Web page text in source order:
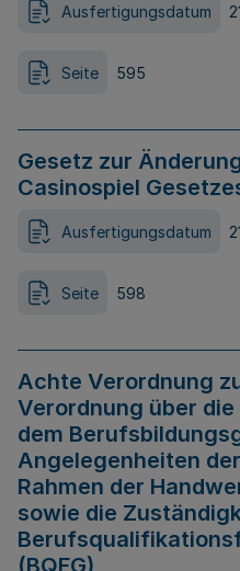
Ausfertigungsdatum
Seite 595
Gesetz zur
Casinospiel
Ausfertigungsdatum
Seite 598
Achte Verordnung
Verordnung über
dem
Angelegenheiten
Rahmen der
sowie die
(BQFG)